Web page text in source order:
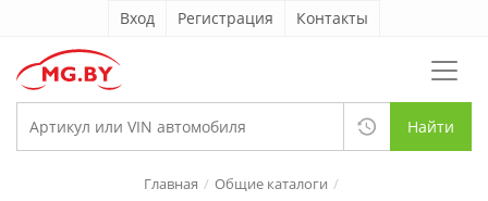
Вход Регистрация Контакты
Найти
Главная Общие каталоги